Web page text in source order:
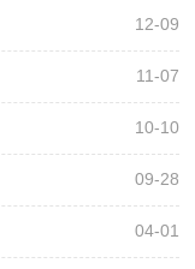
12-09
11-07
10-10
09-28
04-01